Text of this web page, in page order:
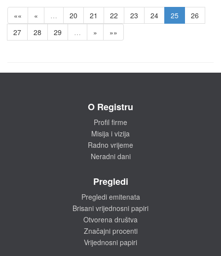
«« « … 20 21 22 23 24 25
26
27
28 29 … » »»
O Registru
Profil firme
Misija i vizija
Radno vrijeme
Neradni dani
Pregledi
Pregledi emitenata
Brisani vrijednosni papiri
Otvorena društva
Značajni procenti
Vrijednosni papiri